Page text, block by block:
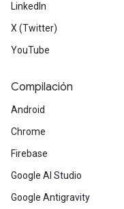
LinkedIn
X (Twitter)
YouTube
Compilación
Android
Chrome
Firebase
Google AI Studio
Google Antigravity